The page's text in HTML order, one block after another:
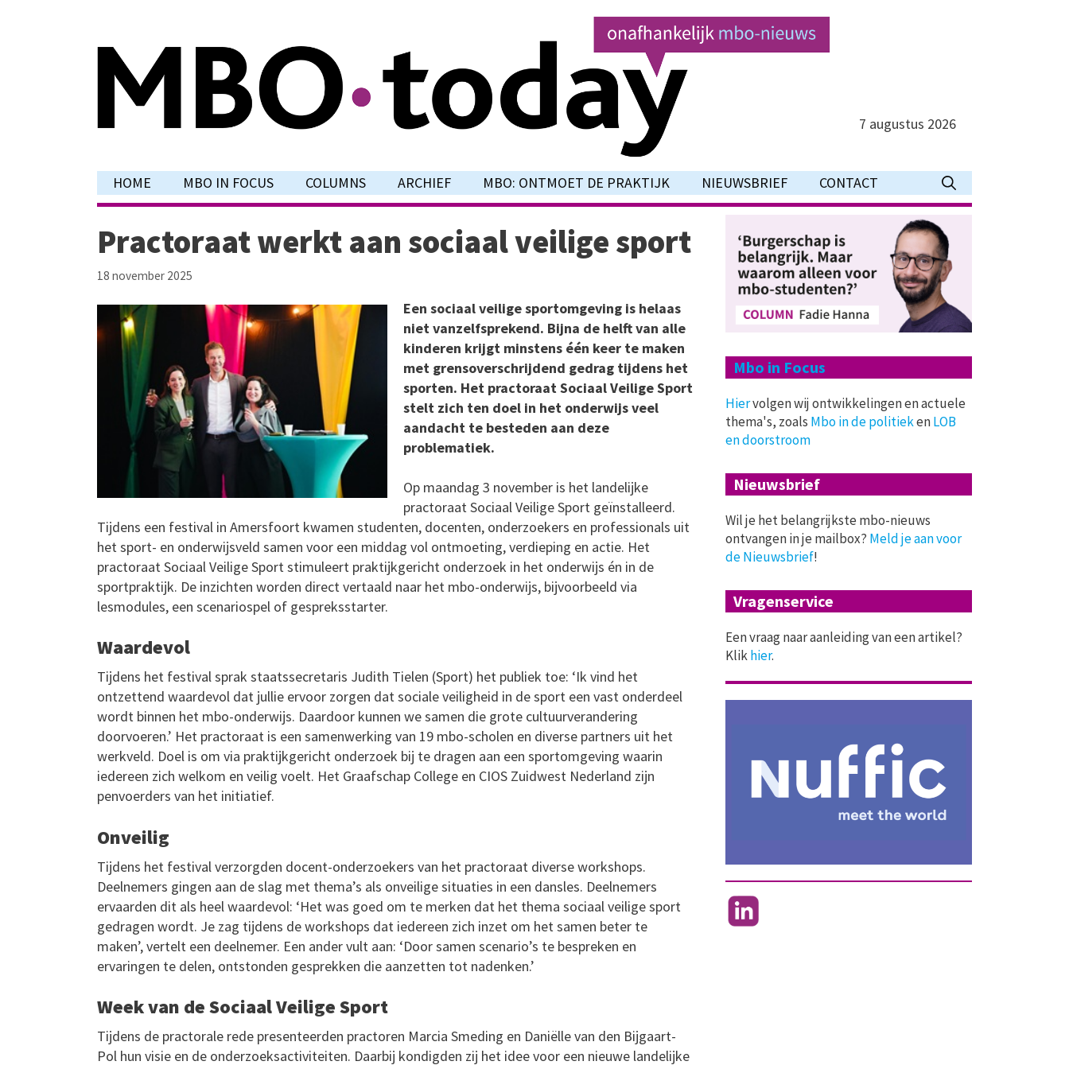
7 augustus 2026
HOME MBO IN FOCUS COLUMNS ARCHIEF MBO: ONTMOET DE PRAKTIJK NIEUWSBRIEF CONTACT
Practoraat werkt aan sociaal veilige sport
18 november 2025
Een sociaal veilige sportomgeving is helaas
niet vanzelfsprekend. Bijna de helft van alle
kinderen krijgt minstens één keer te maken
met grensoverschrijdend gedrag tijdens het
sporten. Het practoraat Sociaal Veilige Sport
stelt zich ten doel in het onderwijs veel
aandacht te besteden aan deze
problematiek.
Op maandag 3 november is het landelijke
practoraat Sociaal Veilige Sport geïnstalleerd.
Tijdens een festival in Amersfoort kwamen studenten, docenten, onderzoekers en professionals uit
het sport- en onderwijsveld samen voor een middag vol ontmoeting, verdieping en actie. Het
practoraat Sociaal Veilige Sport stimuleert praktijkgericht onderzoek in het onderwijs én in de
sportpraktijk. De inzichten worden direct vertaald naar het mbo-onderwijs, bijvoorbeeld via
lesmodules, een scenariospel of gespreksstarter.
Waardevol
Tijdens het festival sprak staatssecretaris Judith Tielen (Sport) het publiek toe: ‘Ik vind het
ontzettend waardevol dat jullie ervoor zorgen dat sociale veiligheid in de sport een vast onderdeel
wordt binnen het mbo-onderwijs. Daardoor kunnen we samen die grote cultuurverandering
doorvoeren.’ Het practoraat is een samenwerking van 19 mbo-scholen en diverse partners uit het
werkveld. Doel is om via praktijkgericht onderzoek bij te dragen aan een sportomgeving waarin
iedereen zich welkom en veilig voelt. Het Graafschap College en CIOS Zuidwest Nederland zijn
penvoerders van het initiatief.
Onveilig
Tijdens het festival verzorgden docent-onderzoekers van het practoraat diverse workshops.
Deelnemers gingen aan de slag met thema’s als onveilige situaties in een dansles. Deelnemers
ervaarden dit als heel waardevol: ‘Het was goed om te merken dat het thema sociaal veilige sport
gedragen wordt. Je zag tijdens de workshops dat iedereen zich inzet om het samen beter te
maken’, vertelt een deelnemer. Een ander vult aan: ‘Door samen scenario’s te bespreken en
ervaringen te delen, ontstonden gesprekken die aanzetten tot nadenken.’
Week van de Sociaal Veilige Sport
Tijdens de practorale rede presenteerden practoren Marcia Smeding en Daniëlle van den Bijgaart-
Pol hun visie en de onderzoeksactiviteiten. Daarbij kondigden zij het idee voor een nieuwe landelijke
Mbo in Focus
Hiervolgen wij ontwikkelingen en actuele
thema's, zoals Mbo in de politiekenLOB
en doorstroom
Nieuwsbrief
Wil je het belangrijkste mbo-nieuws
ontvangen in je mailbox? Meld je aan voor
de Nieuwsbrief!
Vragenservice
Een vraag naar aanleiding van een artikel?
Klikhier.